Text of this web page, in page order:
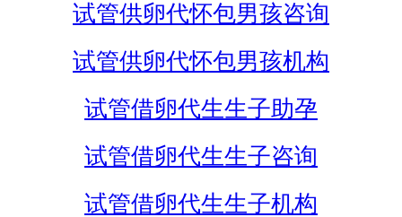
试管供卵代怀包男孩咨询
试管供卵代怀包男孩机构
试管借卵代生生子助孕
试管借卵代生生子咨询
试管借卵代生生子机构